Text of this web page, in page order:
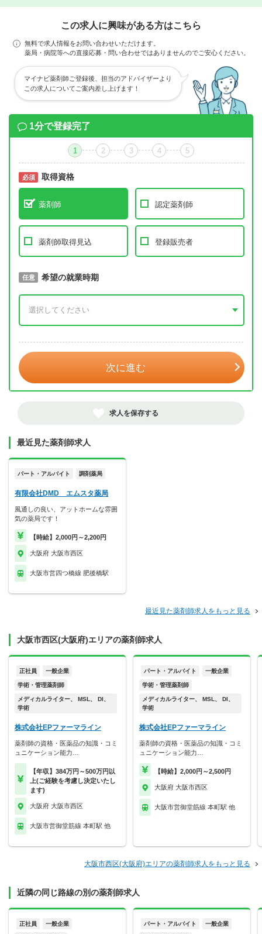
この求人に興味がある方はこちら
無料で求人情報をお問い合わせいただけます。
薬局・病院等への直接応募・問い合わせではありませんのでご安心ください。
マイナビ薬剤師ご登録後、担当のアドバイザーより
この求人についてご案内差し上げます！
1分で登録完了
1 2 3 4 5
必須 取得資格
薬剤師 認定薬剤師
薬剤師取得見込 登録販売者
必須 取得予定年
任意 希望の就業時期
次に進む
求人を保存する
最近見た薬剤師求人
パート・アルバイト 調剤薬局
有限会社DMD エムスタ薬局
風通しの良い、アットホームな雰囲
気の薬局です！
【時給】2,000円～2,200円
大阪府 大阪市西区
大阪市営四つ橋線 肥後橋駅
最近見た薬剤師求人をもっと見る
大阪市西区(大阪府)エリアの薬剤師求人
正社員 一般企業
学術・管理薬剤師
メディカルライター、 MSL、 DI、
学術
株式会社EPファーマライン
薬剤師の資格・医薬品の知識・コミ
ュニケーション能力…
【年収】384万円～500万円以
上(ご経験を考慮し決定いたし
ます)
大阪府 大阪市西区
大阪市営御堂筋線 本町駅 他
パート・アルバイト 一般企業
学術・管理薬剤師
メディカルライター、 MSL、 DI、
学術
株式会社EPファーマライン
薬剤師の資格・医薬品の知識・コミ
ュニケーション能力…
【時給】2,000円～2,500円
大阪府 大阪市西区
大阪市営御堂筋線 本町駅 他
大阪市西区(大阪府)エリアの薬剤師求人をもっと見る
近隣の同じ路線の別の薬剤師求人
正社員 一般企業 パート・アルバイト 一般企業